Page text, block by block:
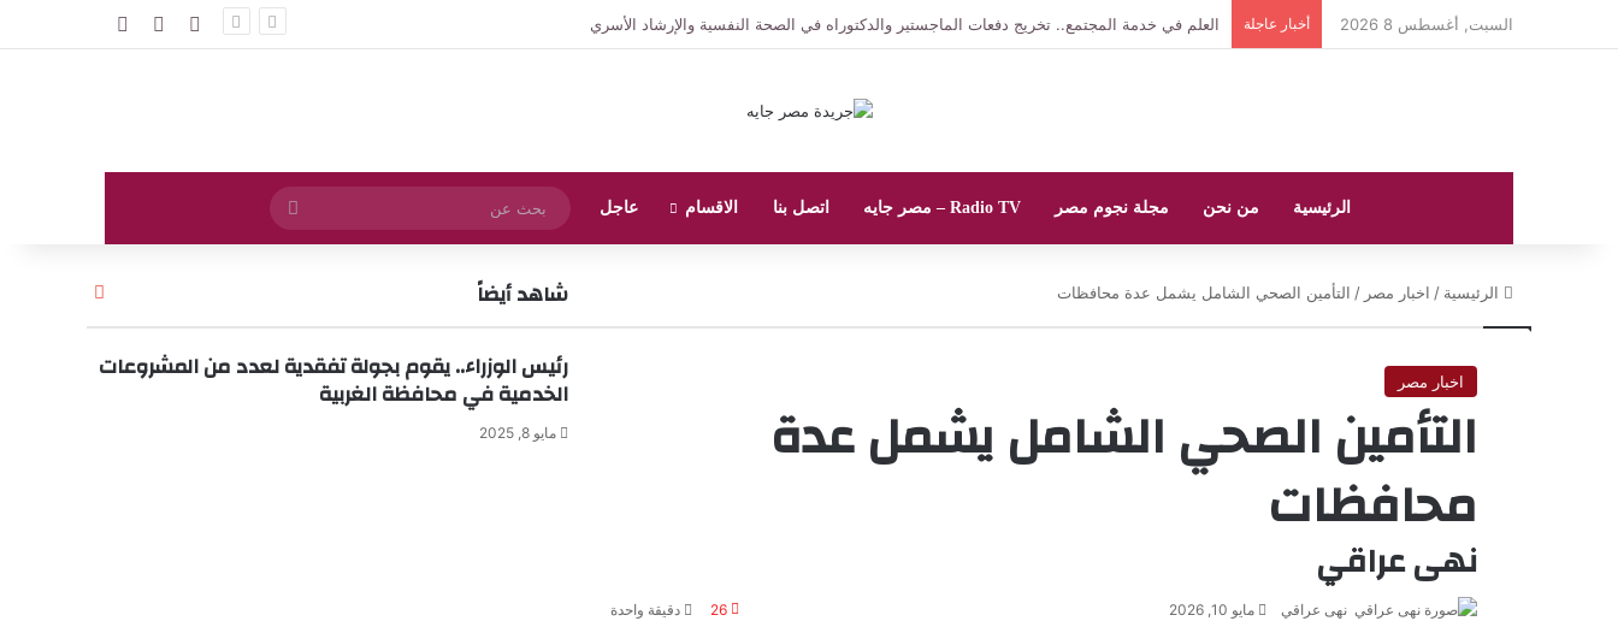
السبت, أغسطس 8 2026 أخبار عاجلة محافظ المنيا يلتقي مساعد أول وزير الداخلية لمنطقة شمال الصعيد بمقر مديرية الأمن تسجيل الدخول
مقال عشوائي
الرئيسية من نحن مجلة نجوم مصر Radio TV – مصر جايه اتصل بنا الاقسام عاجل
عن
الرئيسية / اخبار مصر / التأمين الصحي الشامل يشمل عدة محافظات
اخبار مصر
التأمين الصحي الشامل يشمل عدة
محافظات
نهى عراقي
نهى عراقي مايو 10, 2026 26 دقيقة واحدة
شاهد أيضاً
رئيس الوزراء.. يقوم بجولة تفقدية لعدد من المشروعات
الخدمية في محافظة الغربية
مايو 8, 2025